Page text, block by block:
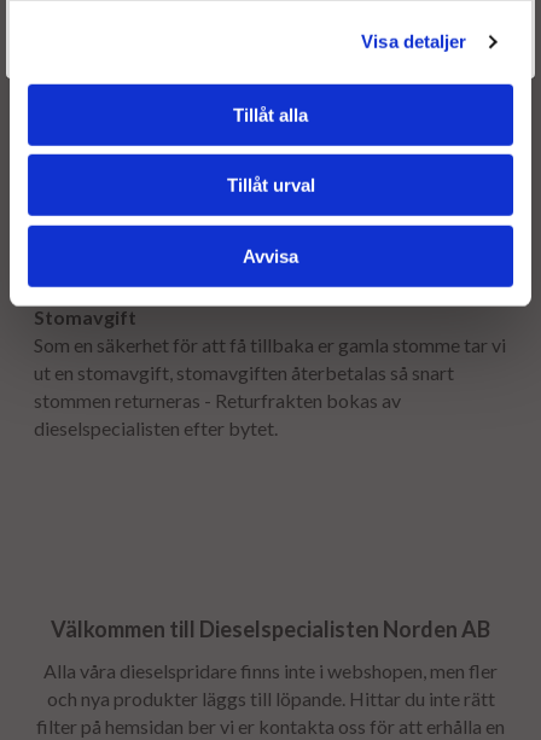
Visa detaljer
Tillåt alla
Tillåt urval
Avvisa
Leveranstiden normalt ca är 2-5 arbetsdagar.
Garanti:
Stomavgift
Som en säkerhet för att få tillbaka er gamla stomme tar vi
ut en stomavgift, stomavgiften återbetalas så snart
stommen returneras - Returfrakten bokas av
dieselspecialisten efter bytet.
Välkommen till Dieselspecialisten Norden AB
Alla våra dieselspridare finns inte i webshopen, men fler
och nya produkter läggs till löpande. Hittar du inte rätt
filter på hemsidan ber vi er kontakta oss för att erhålla en
Välkommen tillbaka! Klicka här för att komma till dina sidor.
Givetvis går det även bra att handla utan att logga in.